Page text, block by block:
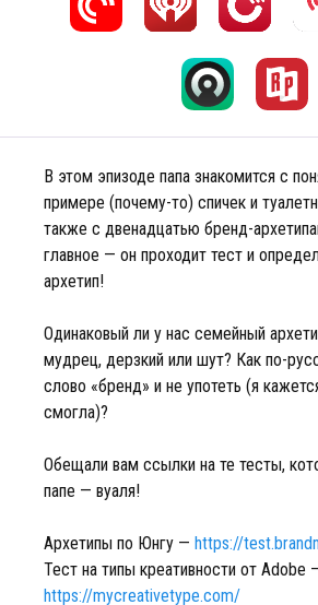
В этом эпизоде папа знакомится с
примере (почему-то) спичек и
также с двенадцатью бренд-
главное — он проходит тест и
архетип!
Одинаковый ли у нас семейный
мудрец, дерзкий или шут? Как по-
слово «бренд» и не употеть (я
смогла)?
Обещали вам ссылки на те тесты,
папе — вуаля!
Архетипы по Юнгу — https://
Тест на типы креативности от Adobe
https://mycreativetype.com/